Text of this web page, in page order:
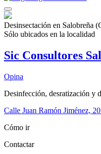
Desinsectación en Salobreña
Sólo ubicados en la localidad
Sic Consultores
Opina
Desinfección, desratización y
Calle Juan Ramón Jiménez, 20
Cómo ir
Contactar